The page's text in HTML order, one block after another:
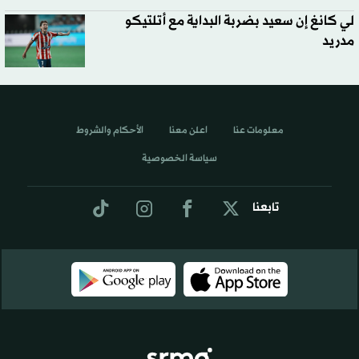
لي كانغ إن سعيد بضربة البداية مع أتلتيكو
مدريد
تابعنا
معلومات عنا اعلن معنا الأحكام والشروط
سياسة الخصوصية